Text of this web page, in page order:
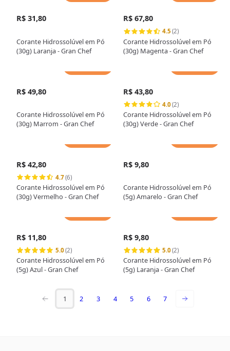
R$ 31,80
Corante Hidrossolúvel em Pó
(30g) Laranja - Gran Chef
R$ 67,80
4.5 (2)
Corante Hidrossolúvel em Pó
(30g) Magenta - Gran Chef
R$ 49,80
Corante Hidrossolúvel em Pó
(30g) Marrom - Gran Chef
R$ 43,80
4.0(2)
Corante Hidrossolúvel em Pó
(30g) Verde - Gran Chef
R$ 42,80
4.7(6)
Corante Hidrossolúvel em Pó
(30g) Vermelho - Gran Chef
R$ 9,80
Corante Hidrossolúvel em Pó
(5g) Amarelo - Gran Chef
R$ 11,80
5.0(2)
Corante Hidrossolúvel em Pó
(5g) Azul - Gran Chef
R$ 9,80
5.0(2)
Corante Hidrossolúvel em Pó
(5g) Laranja - Gran Chef
1 2 3 4 5 6 7